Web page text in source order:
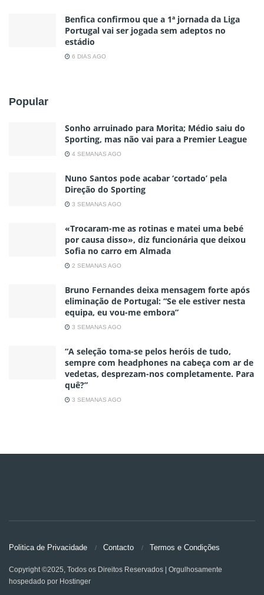
Benfica confirmou que a 1ª jornada da Liga
Portugal vai ser jogada sem adeptos no
estádio
6 DIAS AGO
Popular
Sonho arruinado para Morita; Médio saiu do
Sporting, mas não vai para a Premier League
4 SEMANAS AGO
Nuno Santos pode acabar ‘cortado’ pela
Direção do Sporting
3 SEMANAS AGO
«Trocaram-me as rotinas e matei uma bebé
por causa disso», diz funcionária que deixou
Sofia no carro em Almada
2 SEMANAS AGO
Bruno Fernandes deixa mensagem forte após
eliminação de Portugal: “Se ele estiver nesta
equipa, eu vou-me embora”
3 SEMANAS AGO
“A seleção toma-se pelos heróis de tudo,
sempre com headphones na cabeça com ar de
vedetas, desprezam-nos completamente. Para
quê?”
3 SEMANAS AGO
Politica de Privacidade Contacto Termos e Condições
Copyright ©2025, Todos os Direitos Reservados | Orgulhosamente
hospedado por Hostinger